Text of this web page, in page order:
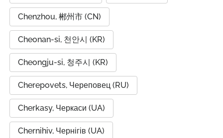
Chenzhou, 郴州市 (CN)
Cheonan-si, 천안시 (KR)
Cheongju-si, 청주시 (KR)
Cherepovets, Череповец (RU)
Cherkasy, Черкаси (UA)
Chernihiv, Чернігів (UA)